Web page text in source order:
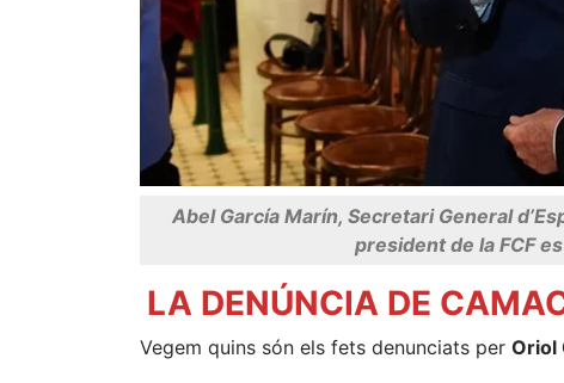
Abel García Marín, Secretari General
president de la FCF
LA DENÚNCIA DE
Vegem quins són els fets denunciats per Oriol